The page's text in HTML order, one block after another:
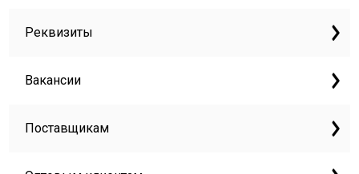
Реквизиты
Вакансии
Поставщикам